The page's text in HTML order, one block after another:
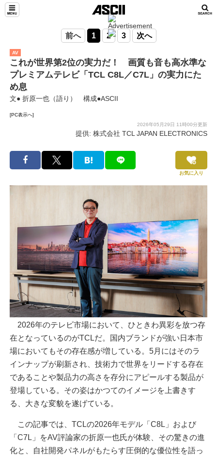
前へ 1 2 3 次へ
AV
これが世界第2位の実力だ！ 画質も音も高水準な
プレミアムテレビ「TCL C8L／C7L」の実力にた
め息
文● 折原一也（語り） 構成●ASCII
[PC表示へ]
2026年05月29日 11時00分更新
提供: 株式会社 TCL JAPAN ELECTRONICS
お気に入り
2026年のテレビ市場において、ひときわ異彩を放つ存
在となっているのがTCLだ。国内ブランドが強い日本市
場においてもその存在感が増している。5月にはそのラ
インナップが刷新され、技術力で世界をリードする存在
であることや製品力の高さを存分にアピールする製品が
登場している。その姿はかつてのイメージを上書きす
る、大きな変貌を遂げている。
この記事では、TCLの2026年モデル「C8L」および
「C7L」をAV評論家の折原一也氏が体験、その驚きの進
化と、自社開発パネルがもたらす圧倒的な優位性を語っ